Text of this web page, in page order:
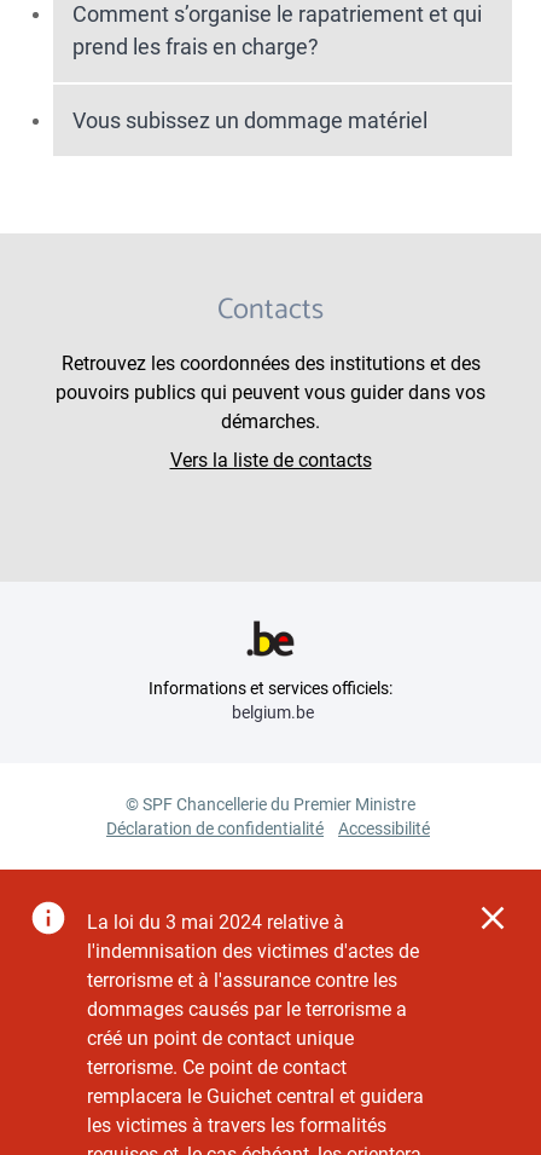
Comment s’organise le rapatriement et qui
prend les frais en charge?
Vous subissez un dommage matériel
Contacts
Retrouvez les coordonnées des institutions et des
pouvoirs publics qui peuvent vous guider dans vos
démarches.
Vers la liste de contacts
Informations et services officiels:
belgium.be
© SPF Chancellerie du Premier Ministre
Déclaration de confidentialité
Accessibilité
La loi du 3 mai 2024 relative à
l'indemnisation des victimes d'actes de
terrorisme et à l'assurance contre les
dommages causés par le terrorisme a
créé un point de contact unique
terrorisme. Ce point de contact
remplacera le Guichet central et guidera
les victimes à travers les formalités